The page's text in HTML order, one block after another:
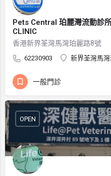
Pets Central 珀麗灣流動診
CLINIC
香港新界荃灣馬灣珀麗路8號
62230903 新界荃灣馬
一般門診
OPEN